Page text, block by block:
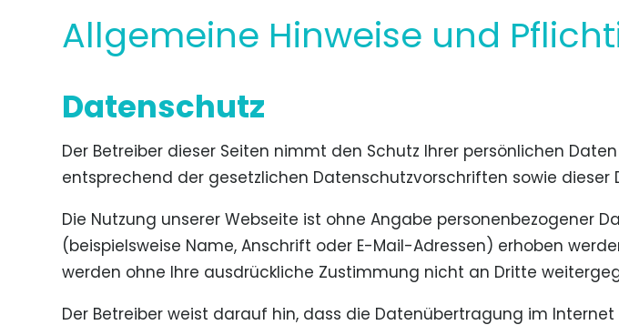
Allgemeine Hinweise und
Datenschutz
Der Betreiber dieser Seiten nimmt den Schutz Ihrer persönlichen
entsprechend der gesetzlichen Datenschutzvorschriften sowie
Die Nutzung unserer Webseite ist ohne Angabe personenbezogener
(beispielsweise Name, Anschrift oder E-Mail-Adressen) erhoben
werden ohne Ihre ausdrückliche Zustimmung nicht an Dritte
Der Betreiber weist darauf hin, dass die Datenübertragung im